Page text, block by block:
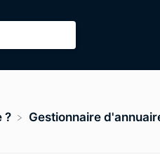
? ​Gestionnaire